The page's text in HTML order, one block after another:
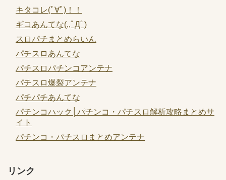
キタコレ(ﾟ∀ﾟ)！！
ギコあんてな(,,ﾟДﾟ)
スロパチまとめらいん
パチスロあんてな
パチスロパチンコアンテナ
パチスロ爆裂アンテナ
パチパチあんてな
パチンコハック│パチンコ・パチスロ解析攻略まとめサ
イト
パチンコ・パチスロまとめアンテナ
リンク